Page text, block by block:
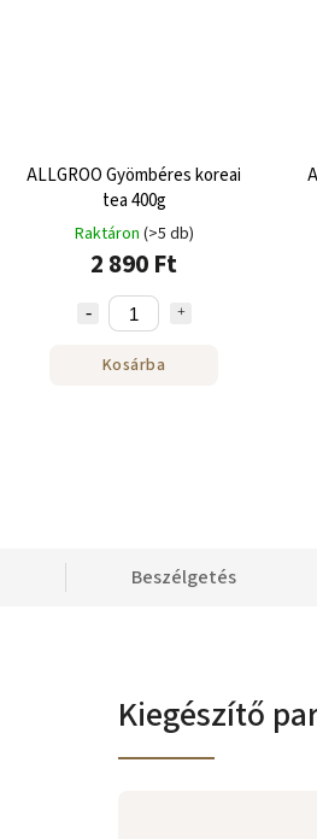
ALLGROO Gyömbéres koreai
tea 400g
Raktáron (>5 db)
2 890 Ft
Kosárba
Beszélgetés
Kiegészítő